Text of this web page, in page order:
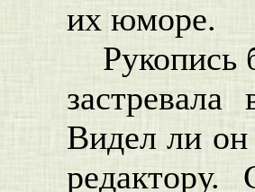
их юморе.
Рукопись
Видел ли он